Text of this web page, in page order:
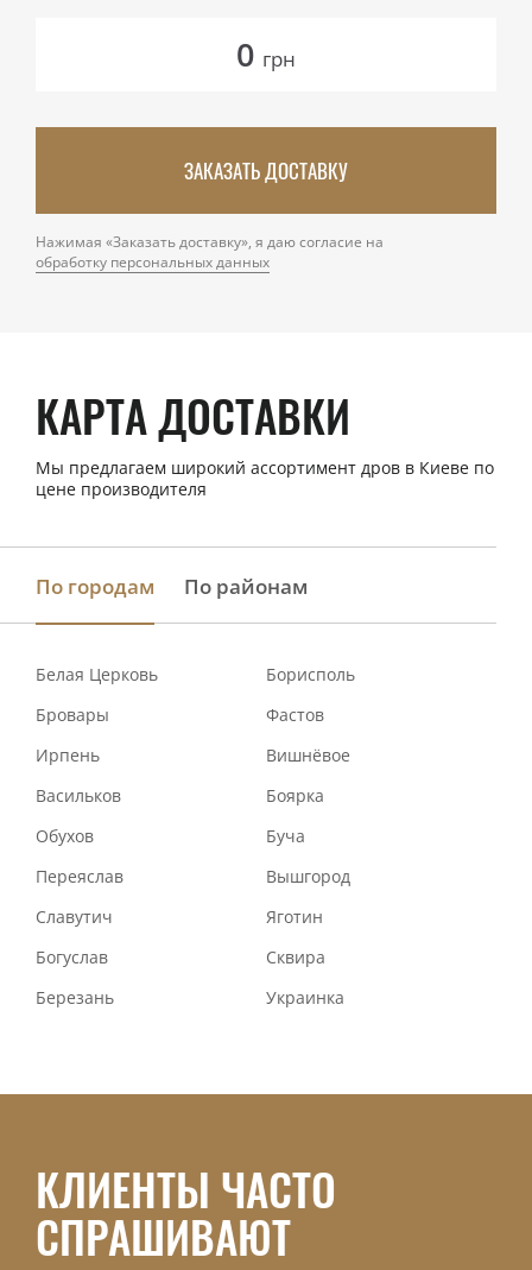
0 грн
ЗАКАЗАТЬ ДОСТАВКУ
Нажимая «Заказать доставку», я даю согласие на
обработку персональных данных
КАРТА ДОСТАВКИ
Мы предлагаем широкий ассортимент дров в Киеве по
цене производителя
По городам По районам
Белая Церковь
Борисполь
Бровары
Фастов
Ирпень
Вишнёвое
Васильков
Боярка
Обухов
Буча
Переяслав
Вышгород
Славутич
Яготин
Богуслав
Сквира
Березань
Украинка
КЛИЕНТЫ ЧАСТО
СПРАШИВАЮТ